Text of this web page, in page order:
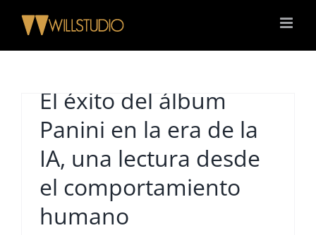
contenido
El éxito del álbum
Panini en la era de la
IA, una lectura desde
el comportamiento
humano